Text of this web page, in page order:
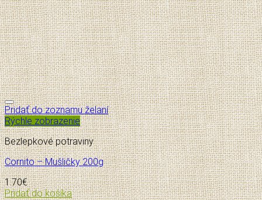
Pridať do zoznamu želaní
Rýchle zobrazenie
Bezlepkové potraviny
Cornito – Mušličky 200g
1.70€
Pridať do košíka